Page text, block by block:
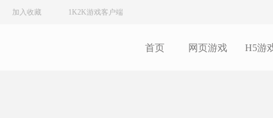
加入收藏 1K2K游戏客户端
首页 网页游戏 H5游